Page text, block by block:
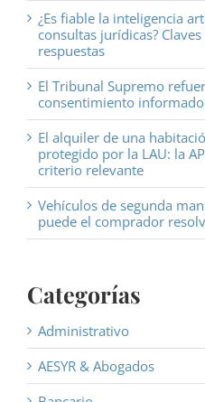
¿Es fiable la inteligencia
consultas jurídicas?
respuestas
El Tribunal Supremo
consentimiento
El alquiler de una
protegido por la LAU: la
criterio relevante
Vehículos de segunda
puede el comprador
Categorías
Administrativo
AESYR & Abogados